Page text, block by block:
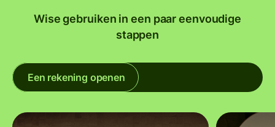
Wise gebruiken in een paar eenvoudige
stappen
Een rekening openen